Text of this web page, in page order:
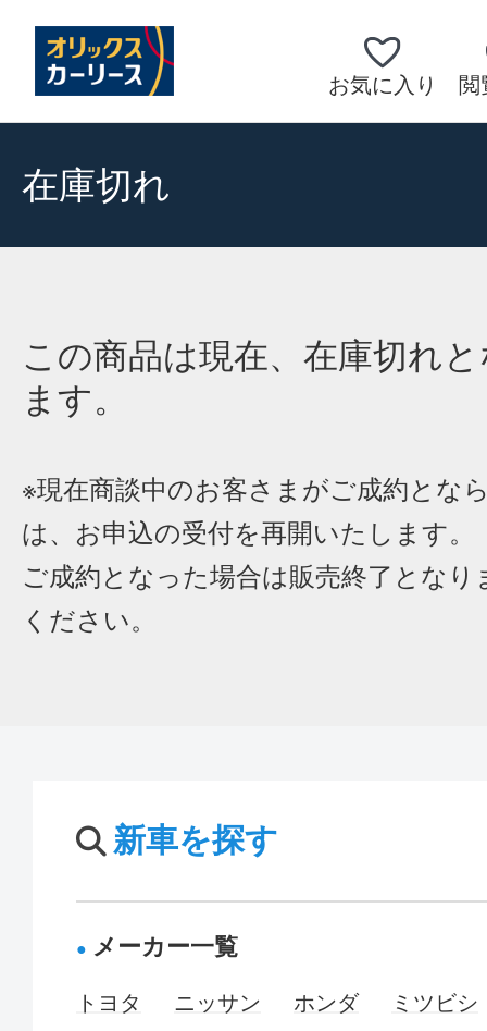
お気に入り 閲
在庫切れ
この商品は現在、在庫切れ
ます。
※現在商談中のお客さまがご成約とな
は、お申込の受付を再開いたします。
ご成約となった場合は販売終了となり
ください。
新車を探す
メーカー一覧
トヨタ ニッサン ホンダ
ミツビシ